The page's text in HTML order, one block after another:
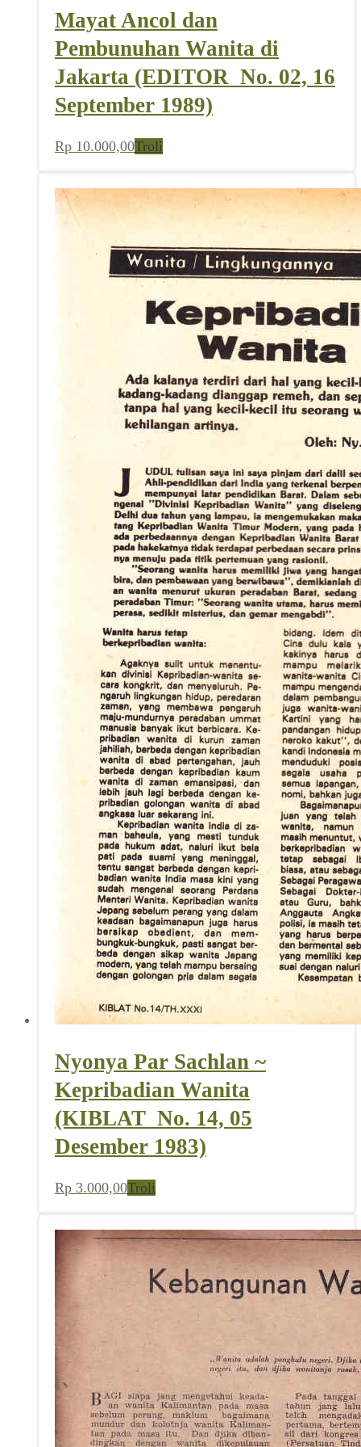
Mayat Ancol dan
Pembunuhan Wanita di
Jakarta (EDITOR_No. 02, 16
September 1989)
Rp 10.000,00Troli
Nyonya Par Sachlan ~
Kepribadian Wanita
(KIBLAT_No. 14, 05
Desember 1983)
Rp 3.000,00Troli